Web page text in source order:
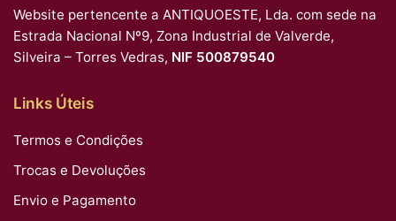
Website pertencente a ANTIQUOESTE, Lda. com sede na
Estrada Nacional Nº9, Zona Industrial de Valverde,
Silveira – Torres Vedras, NIF 500879540
Links Úteis
Termos e Condições
Trocas e Devoluções
Envio e Pagamento